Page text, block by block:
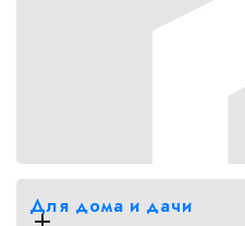
Для дома и дачи